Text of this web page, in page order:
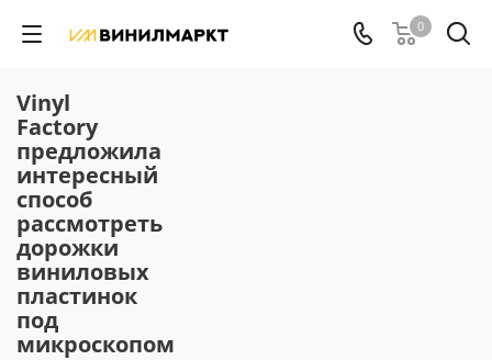
0
Vinyl
Factory
предложила
интересный
способ
рассмотреть
дорожки
виниловых
пластинок
под
микроскопом